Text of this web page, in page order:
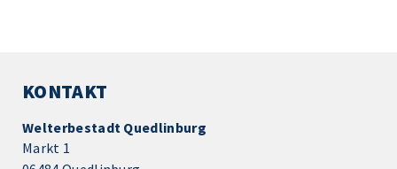
KONTAKT
Welterbestadt Quedlinburg
Markt 1